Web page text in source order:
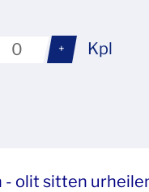
+ Kpl
sitten